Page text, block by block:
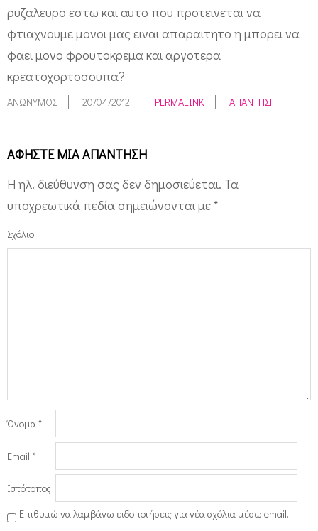
ρυζαλευρο εστω και αυτο που προτεινεται να
φτιαχνουμε μονοι μας ειναι απαραιτητο η μπορει να
φαει μονο φρουτοκρεμα και αργοτερα
κρεατοχορτοσουπα?
ΑΝΏΝΥΜΟΣ 20/04/2012 PERMALINK ΑΠΆΝΤΗΣΗ
ΑΦΉΣΤΕ ΜΙΑ ΑΠΆΝΤΗΣΗ
Η ηλ. διεύθυνση σας δεν δημοσιεύεται. Τα
υποχρεωτικά πεδία σημειώνονται με *
Σχόλιο
Όνομα*
Email *
Ιστότοπος
Επιθυμώ να λαμβάνω ειδοποιήσεις για νέα σχόλια μέσω email.